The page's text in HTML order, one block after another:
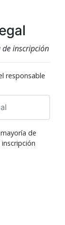
inscripción
responsable
de